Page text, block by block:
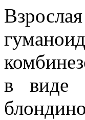
в виде